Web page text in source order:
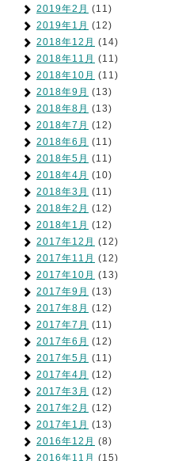
2019年2月 (11)
2019年1月 (12)
2018年12月 (14)
2018年11月 (11)
2018年10月 (11)
2018年9月 (13)
2018年8月 (13)
2018年7月 (12)
2018年6月 (11)
2018年5月 (11)
2018年4月 (10)
2018年3月 (11)
2018年2月 (12)
2018年1月 (12)
2017年12月 (12)
2017年11月 (12)
2017年10月 (13)
2017年9月 (13)
2017年8月 (12)
2017年7月 (11)
2017年6月 (12)
2017年5月 (11)
2017年4月 (12)
2017年3月 (12)
2017年2月 (12)
2017年1月 (13)
2016年12月 (8)
2016年11月 (15)